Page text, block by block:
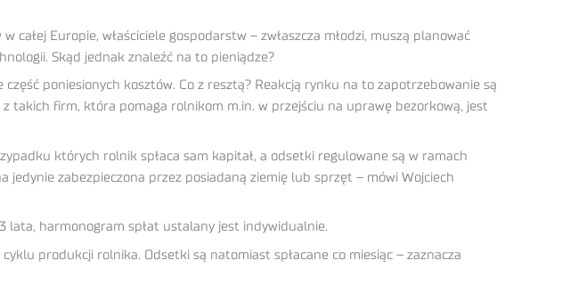
Europie, właściciele gospodarstw – zwłaszcza młodzi, muszą planować
Skąd jednak znaleźć na to pieniądze?
poniesionych kosztów. Co z resztą? Reakcją rynku na to zapotrzebowanie są
takich firm, która pomaga rolnikom m.in. w przejściu na uprawę bezorkową, jest
których rolnik spłaca sam kapitał, a odsetki regulowane są w ramach
zabezpieczona przez posiadaną ziemię lub sprzęt – mówi Wojciech
lata, harmonogram spłat ustalany jest indywidualnie.
produkcji rolnika. Odsetki są natomiast spłacane co miesiąc – zaznacza